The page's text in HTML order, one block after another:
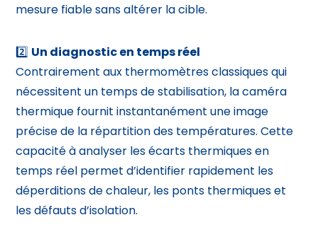
mesure fiable sans altérer la cible.
2️⃣ Un diagnostic en temps réel
Contrairement aux thermomètres classiques qui
nécessitent un temps de stabilisation, la caméra
thermique fournit instantanément une image
précise de la répartition des températures. Cette
capacité à analyser les écarts thermiques en
temps réel permet d’identifier rapidement les
déperditions de chaleur, les ponts thermiques et
les défauts d’isolation.